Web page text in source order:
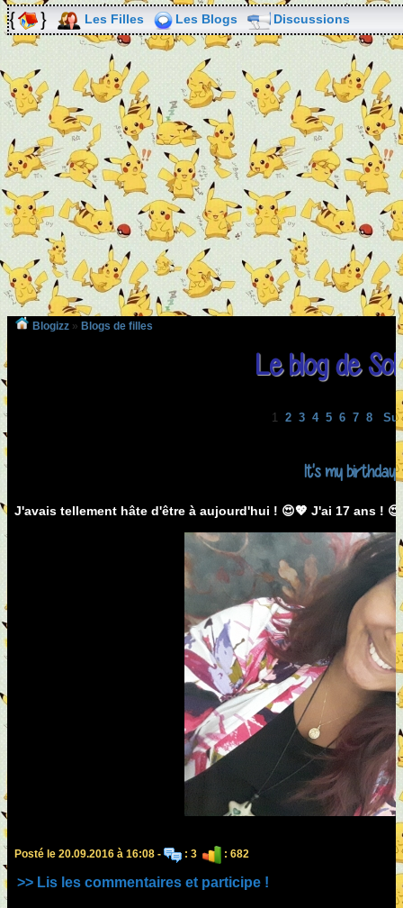
Les Filles Les Blogs Discussions
Blogizz » Blogs de filles
Le blog de
1 2 3 4 5 6 7 8
It's my
J'avais tellement hâte d'être à aujourd'hui ! 😍💖 J'ai 17 ans !
Posté le 20.09.2016 à 16:08 - : 3 : 682
>> Lis les commentaires et participe !